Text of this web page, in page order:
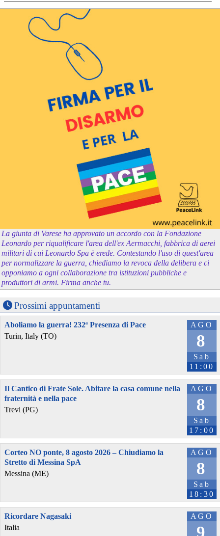
La giunta di Varese ha approvato un accordo con la Fondazione
Leonardo per riqualificare l'area dell'ex Aermacchi, fabbrica di aerei
militari di cui Leonardo Spa è erede. Contestando l'uso di quest'area
per normalizzare la guerra, chiediamo la revoca della delibera e ci
opponiamo a ogni collaborazione tra istituzioni pubbliche e
produttori di armi. Firma anche tu.
Prossimi appuntamenti
AGO
8
Sab
11:00
Aboliamo la guerra! 232ª Presenza di Pace
Turin, Italy (TO)
AGO
8
Sab
17:00
Il Cantico di Frate Sole. Abitare la casa comune nella
fraternità e nella pace
Trevi (PG)
AGO
8
Sab
18:30
Corteo NO ponte, 8 agosto 2026 – Chiudiamo la
Stretto di Messina SpA
Messina (ME)
AGO
Ricordare Nagasaki
Italia